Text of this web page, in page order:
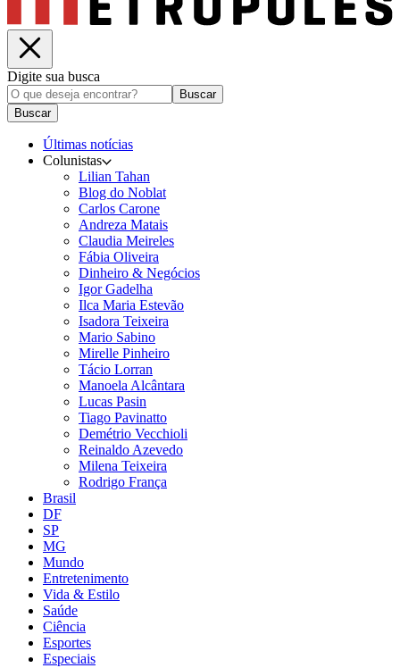
Digite sua busca
Buscar
Buscar
Últimas notícias
Colunistas
Lilian Tahan
Blog do Noblat
Carlos Carone
Andreza Matais
Claudia Meireles
Fábia Oliveira
Dinheiro & Negócios
Igor Gadelha
Ilca Maria Estevão
Isadora Teixeira
Mario Sabino
Mirelle Pinheiro
Tácio Lorran
Manoela Alcântara
Lucas Pasin
Tiago Pavinatto
Demétrio Vecchioli
Reinaldo Azevedo
Milena Teixeira
Rodrigo França
Brasil
DF
SP
MG
Mundo
Entretenimento
Vida & Estilo
Saúde
Ciência
Esportes
Especiais